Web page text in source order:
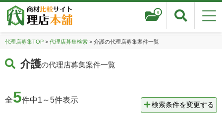
0
代理店募集TOP> 代理店募集検索> 介護の代理店募集案件一覧
介護の代理店募集案件一覧
全5件中1～5件表示
検索条件を変更する